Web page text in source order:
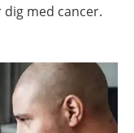
med cancer.